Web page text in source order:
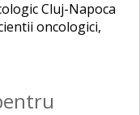
Cluj-Napoca
oncologici,